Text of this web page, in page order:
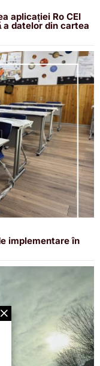
aplicației Ro CEI
a datelor din cartea
implementare în